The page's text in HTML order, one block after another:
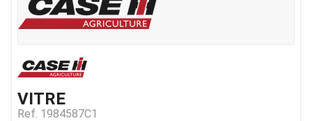
VITRE
Ref. 1984587C1